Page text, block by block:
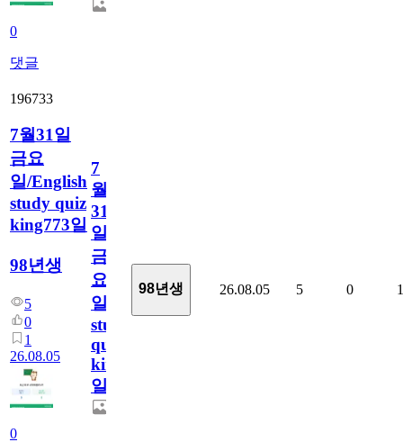
0
댓글
196733
7월31일
금요
일/English
study quiz
king773일
98년생
5
0
1
26.08.05
0
7
월
31
일
금
요
일/English
study
quiz
king773
일
98년생 26.08.05 5 0 1